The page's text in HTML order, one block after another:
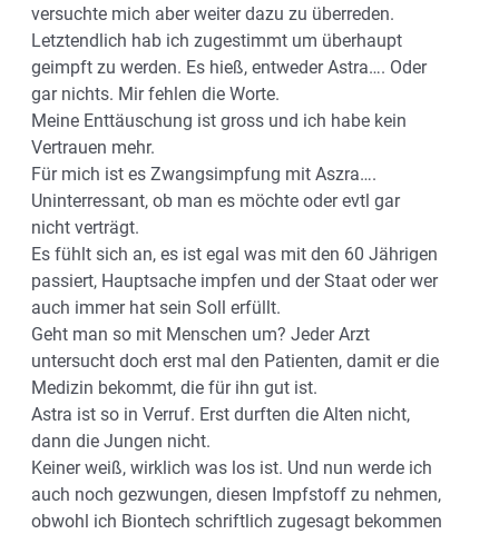
versuchte mich aber weiter dazu zu überreden.
Letztendlich hab ich zugestimmt um überhaupt
geimpft zu werden. Es hieß, entweder Astra…. Oder
gar nichts. Mir fehlen die Worte.
Meine Enttäuschung ist gross und ich habe kein
Vertrauen mehr.
Für mich ist es Zwangsimpfung mit Aszra….
Uninterressant, ob man es möchte oder evtl gar
nicht verträgt.
Es fühlt sich an, es ist egal was mit den 60 Jährigen
passiert, Hauptsache impfen und der Staat oder wer
auch immer hat sein Soll erfüllt.
Geht man so mit Menschen um? Jeder Arzt
untersucht doch erst mal den Patienten, damit er die
Medizin bekommt, die für ihn gut ist.
Astra ist so in Verruf. Erst durften die Alten nicht,
dann die Jungen nicht.
Keiner weiß, wirklich was los ist. Und nun werde ich
auch noch gezwungen, diesen Impfstoff zu nehmen,
obwohl ich Biontech schriftlich zugesagt bekommen